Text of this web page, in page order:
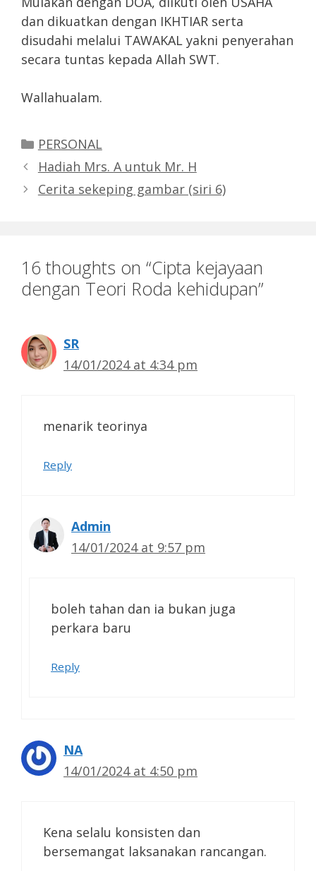
dan dikuatkan dengan IKHTIAR serta
disudahi melalui TAWAKAL yakni penyerahan
secara tuntas kepada Allah SWT.
Wallahualam.
Categories
PERSONAL
Hadiah Mrs. A untuk Mr. H
Cerita sekeping gambar (siri 6)
16 thoughts on “Cipta kejayaan
dengan Teori Roda kehidupan”
SR
14/01/2024 at 4:34 pm
menarik teorinya
Reply
Admin
14/01/2024 at 9:57 pm
boleh tahan dan ia bukan juga
perkara baru
Reply
NA
14/01/2024 at 4:50 pm
Kena selalu konsisten dan
bersemangat laksanakan rancangan.